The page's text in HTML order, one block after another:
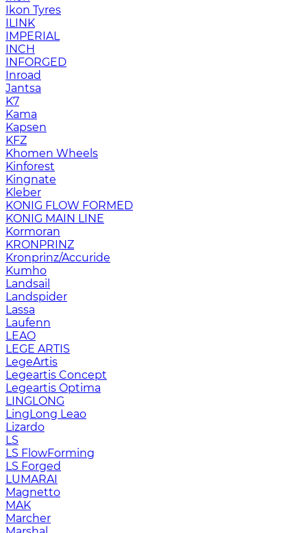
Ikon Tyres
ILINK
IMPERIAL
INCH
INFORGED
Inroad
Jantsa
K7
Kama
Kapsen
KFZ
Khomen Wheels
Kinforest
Kingnate
Kleber
KONIG FLOW FORMED
KONIG MAIN LINE
Kormoran
KRONPRINZ
Kronprinz/Accuride
Kumho
Landsail
Landspider
Lassa
Laufenn
LEAO
LEGE ARTIS
LegeArtis
Legeartis Concept
Legeartis Optima
LINGLONG
LingLong Leao
Lizardo
LS
LS FlowForming
LS Forged
LUMARAI
Magnetto
MAK
Marcher